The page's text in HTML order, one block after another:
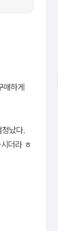
하게
났다.
더라 ㅎ